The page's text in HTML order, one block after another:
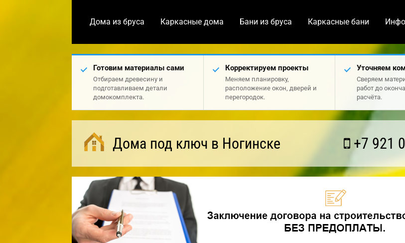
Дома из бруса Каркасные дома Бани из бруса Каркасные бани
Готовим материалы сами
Отбираем древесину и
подготавливаем детали
домокомплекта.
Корректируем проекты
Меняем планировку,
расположение окон, дверей и
перегородок.
Уточняем
Сверяем
работ до
расчёта.
Дома под ключ в Ногинске +7 921